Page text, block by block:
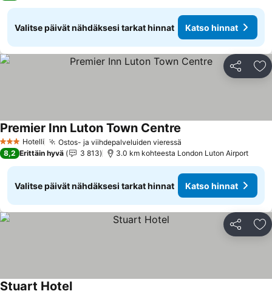
Valitse päivät nähdäksesi tarkat hinnat Katso hinnat
Jaa
3 Tähtiluokitus
Hotelli Ostos- ja viihdepalveluiden vieressä
Premier Inn Luton Town Centre
8,2 Erittäin hyvä 3 813 3.0 km kohteesta London Luton Airport
Valitse päivät nähdäksesi tarkat hinnat Katso hinnat
Jaa
Stuart Hotel